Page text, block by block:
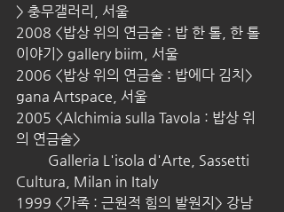
> 충무갤러리, 서울
2008 <밥상 위의 연금술 : 밥 한 톨, 한 톨
이야기> gallery biim, 서울
2006 <밥상 위의 연금술 : 밥에다 김치>
gana Artspace, 서울
2005 <Alchimia sulla Tavola : 밥상 위
의 연금술>
Galleria L'isola d'Arte, Sassetti
Cultura, Milan in Italy
1999 <가족 : 근원적 힘의 발원지> 강남